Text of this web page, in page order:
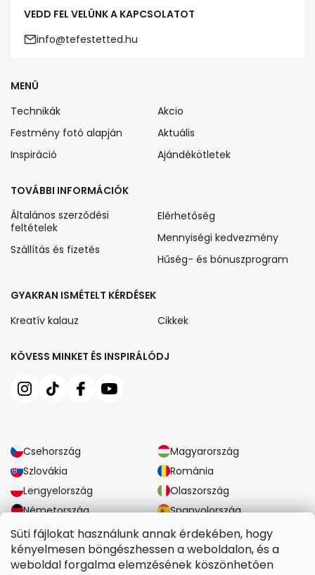
Süti fájlokat használunk annak érdekében, hogy
kényelmesen böngészhessen a weboldalon, és a
weboldal forgalma elemzésének köszönhetően
VEDD FEL VELÜNK A KAPCSOLATOT
info@tefestetted.hu
KÖVESS MINKET ÉS INSPIRÁLÓDJ
Csehország
Magyarország
Szlovákia
Románia
Lengyelország
Olaszország
Németország
Spanyolország
Nagy-Britannia
Ausztria
MENÜ
Technikák
Festmény fotó alapján
Inspiráció
Akcio
Aktuális
Ajándékötletek
TOVÁBBI INFORMÁCIÓK
Általános szerződési
feltételek
Szállítás és fizetés
Elérhetőség
Mennyiségi kedvezmény
Hűség- és bónuszprogram
GYAKRAN ISMÉTELT KÉRDÉSEK
Kreatív kalauz
Cikkek
MEGBÍZHATÓ SZÁLLÍTÁSI LEHETŐSÉGEK